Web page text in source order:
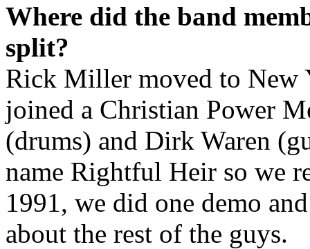
Where did the band
split?
Rick Miller moved to New
joined a Christian Power
(drums) and Dirk Waren
name Rightful Heir so we
1991, we did one demo
about the rest of the guys.